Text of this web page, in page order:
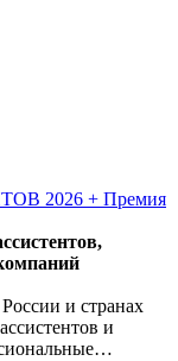
2026 + Премия
и странах
и